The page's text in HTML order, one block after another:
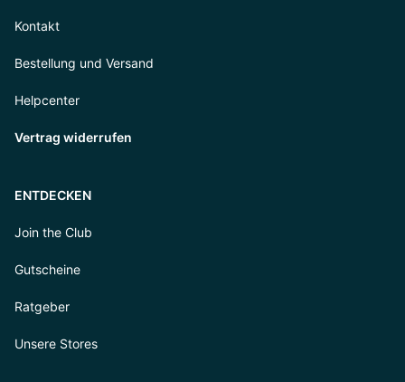
Kontakt
Bestellung und Versand
Helpcenter
Vertrag widerrufen
ENTDECKEN
Join the Club
Gutscheine
Ratgeber
Unsere Stores